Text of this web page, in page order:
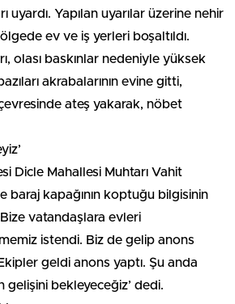
uyardı. Yapılan uyarılar üzerine nehir
ev ve iş yerleri boşaltıldı.
olası baskınlar nedeniyle yüksek
akrabalarının evine gitti,
çevresinde ateş yakarak, nöbet
Dicle Mahallesi Muhtarı Vahit
baraj kapağının koptuğu bilgisinin
vatandaşlara evleri
istendi. Biz de gelip anons
geldi anons yaptı. Şu anda
gelişini bekleyeceğiz’ dedi.